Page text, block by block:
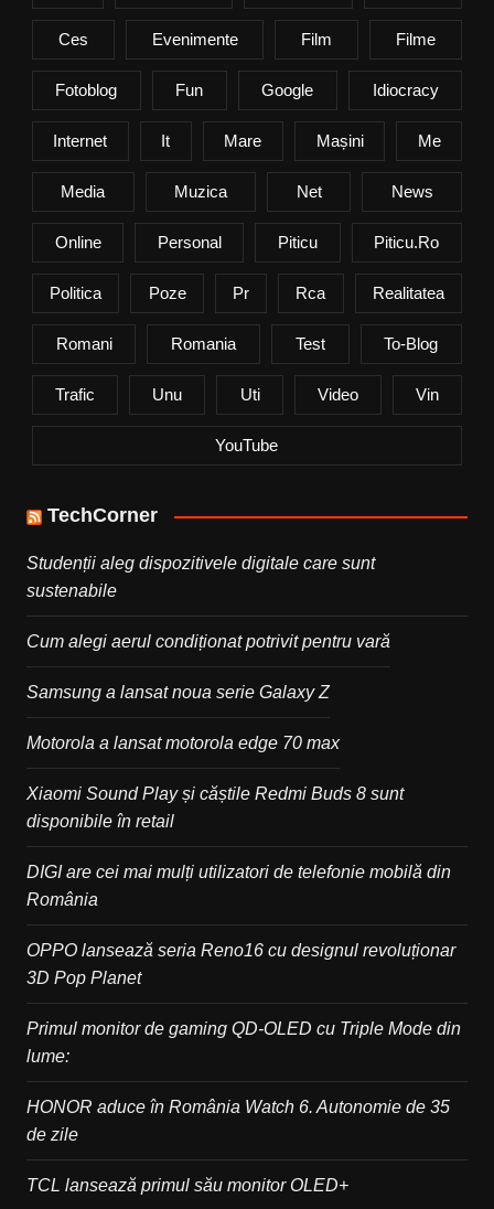
Ces Evenimente Film Filme
Fotoblog Fun Google Idiocracy
Internet It Mare Mașini Me
Media Muzica Net News
Online Personal Piticu Piticu.ro
Politica Poze Pr Rca Realitatea
Romani Romania Test To-Blog
Trafic Unu Uti Video Vin
YouTube
TechCorner
Studenții aleg dispozitivele digitale care sunt
sustenabile
Cum alegi aerul condiționat potrivit pentru vară
Samsung a lansat noua serie Galaxy Z
Motorola a lansat motorola edge 70 max
Xiaomi Sound Play și căștile Redmi Buds 8 sunt
disponibile în retail
DIGI are cei mai mulți utilizatori de telefonie mobilă din
România
OPPO lansează seria Reno16 cu designul revoluționar
3D Pop Planet
Primul monitor de gaming QD-OLED cu Triple Mode din
lume:
HONOR aduce în România Watch 6. Autonomie de 35
de zile
TCL lansează primul său monitor OLED+